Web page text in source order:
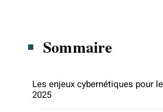
Sommaire
Les enjeux cybernétiques pour
2025